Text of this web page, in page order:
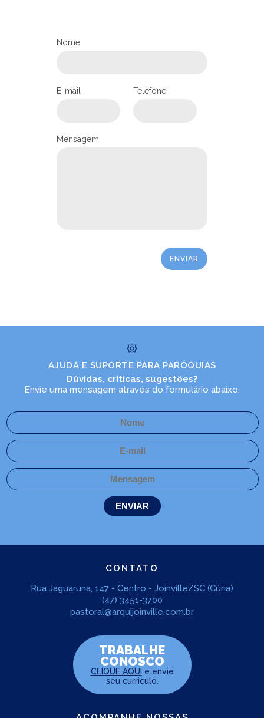
Nome
E-mail Telefone
Mensagem
AJUDA E SUPORTE PARA PARÓQUIAS
Dúvidas, críticas, sugestões?
Envie uma mensagem através do formulário abaixo:
CONTATO
Rua Jaguaruna, 147 - Centro - Joinville/SC (Cúria)
(47) 3451-3700
pastoral@arquijoinville.com.br
TRABALHE
CONOSCO
CLIQUE AQUI e envie
seu curriculo.